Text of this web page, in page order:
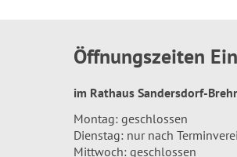
Öffnungszeiten
im Rathaus Sandersdorf-
Montag: geschlossen
Dienstag: nur nach
Mittwoch: geschlossen